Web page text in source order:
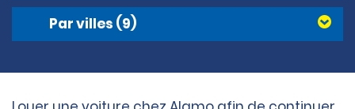
Par villes (9)